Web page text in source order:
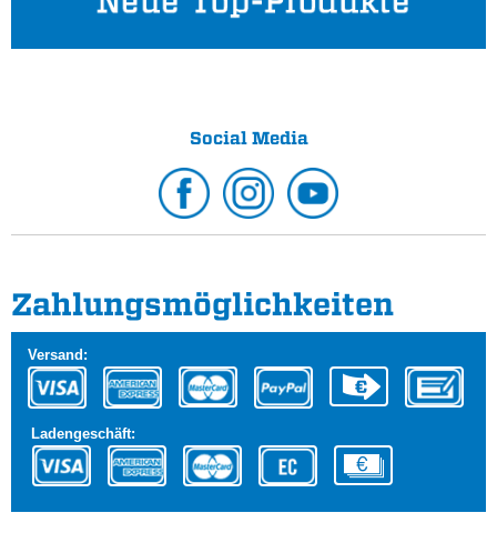
Social Media
Zahlungs­möglichkeiten
Versand:
Ladengeschäft: